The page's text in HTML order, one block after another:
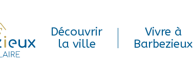
Découvrir
la ville
Vivre à
Barbezieux